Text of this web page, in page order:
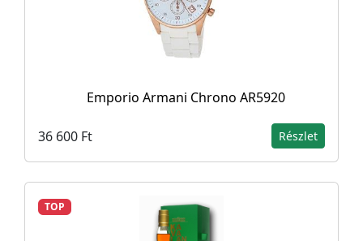
Emporio Armani Chrono AR5920
36 600 Ft Részlet
TOP